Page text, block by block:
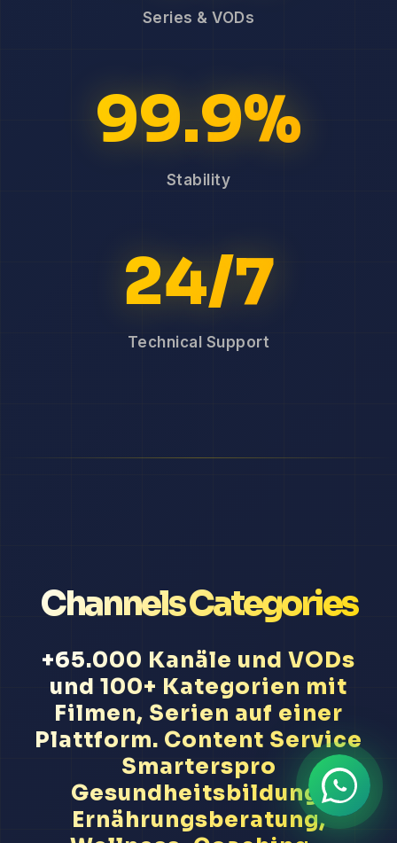
Series & VODs
99.9%
Stability
24/7
Technical Support
Channels Categories
+65.000 Kanäle und VODs
und 100+ Kategorien mit
Filmen, Serien auf einer
Plattform. Content Service
Smarterspro
Gesundheitsbildung,
Ernährungsberatung,